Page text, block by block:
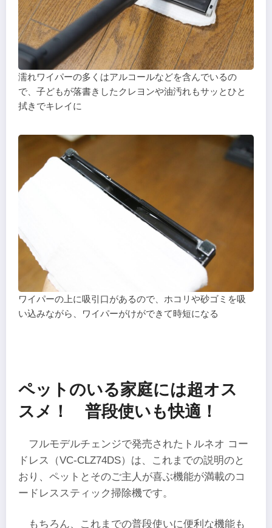
濡れワイパーの多くはアルコールなどを含んでいるの
で、子どもが落書きしたクレヨンや油汚れもサッとひと
拭きでキレイに
ワイパーの上に吸引口があるので、ホコリや砂ゴミを吸
い込みながら、ワイパーがけができて時短になる
ペットのいる家庭には超オス
スメ！ 普段使いも快適！
フルモデルチェンジで発売されたトルネオ コー
ドレス（VC-CLZ74DS）は、これまでの説明のと
おり、ペットとそのご主人が喜ぶ機能が満載のコ
ードレススティック掃除機です。
もちろん、これまでの普段使いに便利な機能も